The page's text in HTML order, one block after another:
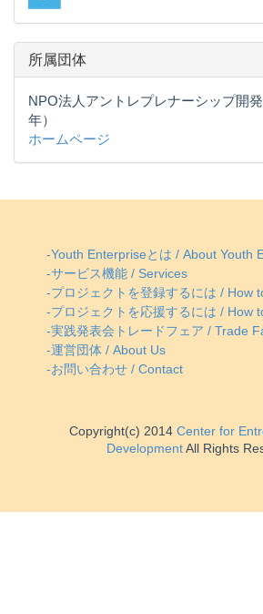
所属団体
NPO法人アントレプレナーシップ開
年）
ホームページ
-Youth Enterpriseとは / About Youth
-サービス機能 / Services
-プロジェクトを登録するには / How
-プロジェクトを応援するには / How
-実践発表会トレードフェア / Trade
-運営団体 / About Us
-お問い合わせ / Contact
Copyright(c) 2014 Center for
DevelopmentAll Rights